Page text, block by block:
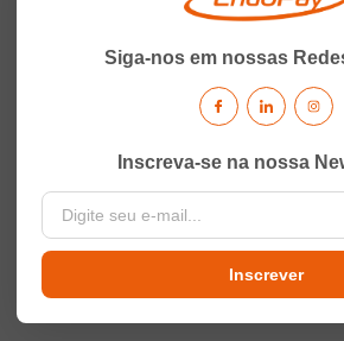
Siga-nos em nossas
Inscreva-se na nossa
Inscrever